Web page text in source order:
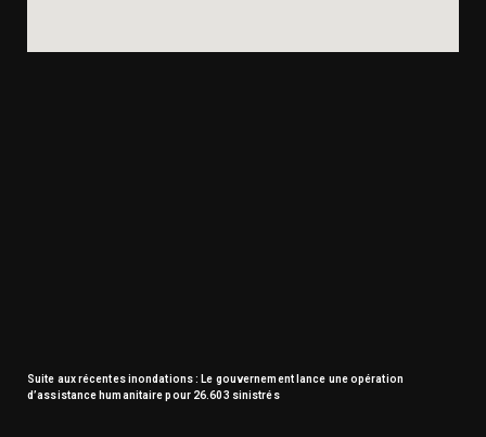
Suite aux récentes inondations : Le gouvernement lance une opération
d’assistance humanitaire pour 26.603 sinistrés